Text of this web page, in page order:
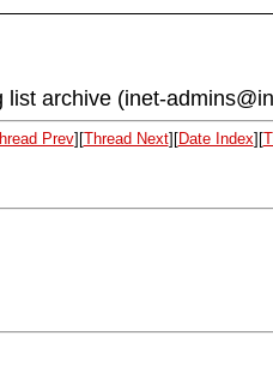
list archive (inet-
Prev][Thread Next][Date Index][